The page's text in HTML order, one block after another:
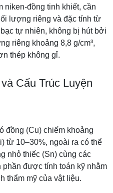
niken-đồng tinh khiết, cần
lượng riêng và đặc tính từ
tự nhiên, không bị hút bởi
riêng khoảng 8,8 g/cm³,
thép không gỉ.
Cấu Trúc Luyện
đồng (Cu) chiếm khoảng
từ 10–30%, ngoài ra có thể
nhỏ thiếc (Sn) cùng các
phần được tính toán kỹ nhằm
thẩm mỹ của vật liệu.